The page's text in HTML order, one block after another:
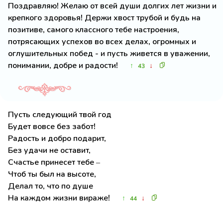
Поздравляю! Желаю от всей души долгих лет жизни и
крепкого здоровья! Держи хвост трубой и будь на
позитиве, самого классного тебе настроения,
потрясающих успехов во всех делах, огромных и
оглушительных побед - и пусть живется в уважении,
понимании, добре и радости!
↑ 43 ↓
Пусть следующий твой год
Будет вовсе без забот!
Радость и добро подарит,
Без удачи не оставит,
Счастье принесет тебе –
Чтоб ты был на высоте,
Делал то, что по душе
На каждом жизни вираже!
↑ 44 ↓